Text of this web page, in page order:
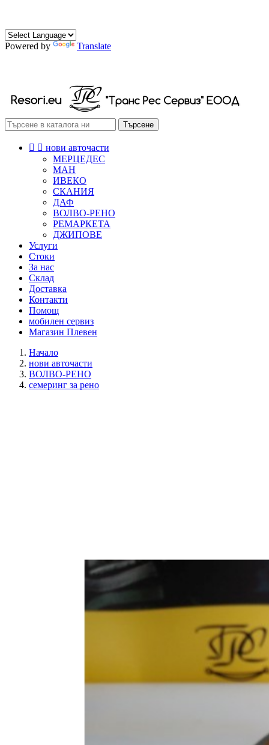
Powered by
Translate
Търсене
  нови авточасти
МЕРЦЕДЕС
МАН
ИВЕКО
СКАНИЯ
ДАФ
ВОЛВО-РЕНО
РЕМАРКЕТА
ДЖИПОВЕ
Услуги
Стоки
За нас
Склад
Доставка
Контакти
Помощ
мобилен сервиз
Магазин Плевен
Начало
нови авточасти
ВОЛВО-РЕНО
семеринг за рено